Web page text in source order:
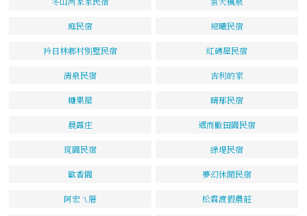
庭民宿 迎曦民宿
衿日林鄉村別墅民宿 紅磚屋民宿
清泉民宿 吉利的家
糖果屋 晴郁民宿
晨露庄 遇而歡田園民宿
筑園民宿 綠堤民宿
歐香園 夢幻休閒民宿
阿宏ㄟ厝 松霖渡假農莊